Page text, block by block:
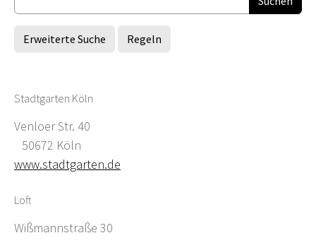
Erweiterte Suche Regeln
Stadtgarten Köln
Venloer Str. 40
50672 Köln
www.stadtgarten.de
Loft
Wißmannstraße 30